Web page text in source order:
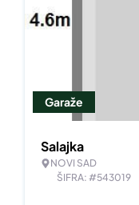
Garaže
Salajka
NOVI SAD
ŠIFRA: #543019